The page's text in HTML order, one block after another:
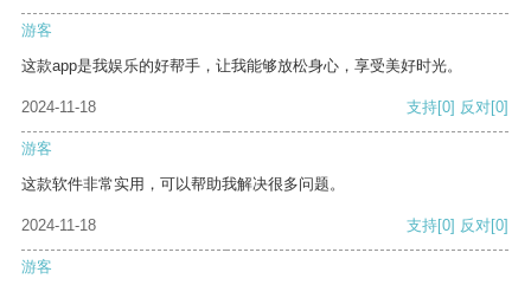
游客
这款app是我娱乐的好帮手，让我能够放松身心，享受美好时光。
2024-11-18 支持[0] 反对[0]
游客
这款软件非常实用，可以帮助我解决很多问题。
2024-11-18 支持[0] 反对[0]
游客